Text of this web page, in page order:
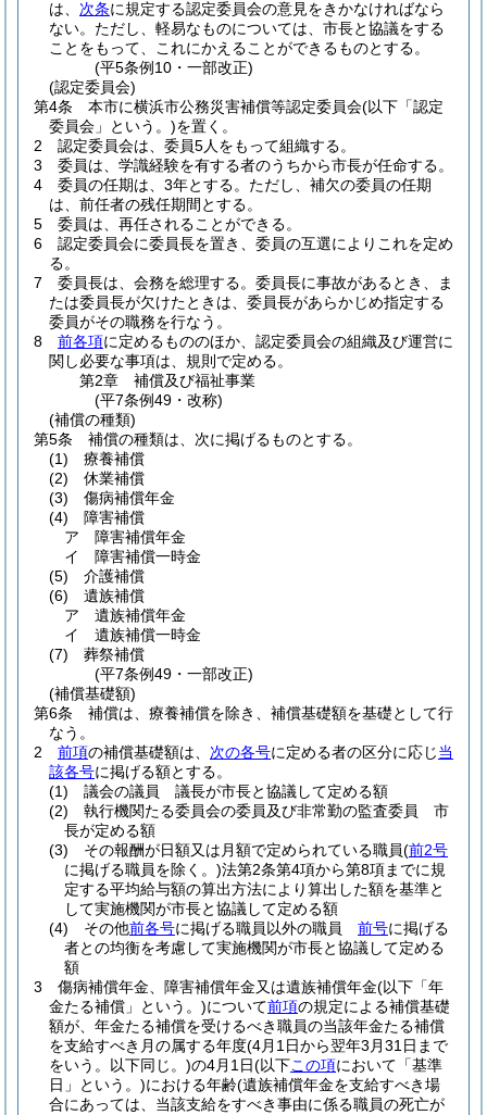
は、 次条に規定する認定委員会の意見をきかなければなら
ない。 ただし、軽易なものについては、市長と協議をする
ことをもって、これにかえることができるものとする。
(平5条例10・一部改正)
(認定委員会)
第4条
本市に横浜市公務災害補償等認定委員会(以下「認定
委員会」という。)を置く。
2
認定委員会は、委員5人をもって組織する。
3
委員は、学識経験を有する者のうちから市長が任命する。
4
委員の任期は、3年とする。 ただし、補欠の委員の任期
は、前任者の残任期間とする。
5
委員は、再任されることができる。
6
認定委員会に委員長を置き、委員の互選によりこれを定め
る。
7
委員長は、会務を総理する。 委員長に事故があるとき、ま
たは委員長が欠けたときは、委員長があらかじめ指定する
委員がその職務を行なう。
8
前各項に定めるもののほか、認定委員会の組織及び運営に
関し必要な事項は、規則で定める。
第2章
補償及び福祉事業
(平7条例49・改称)
(補償の種類)
第5条
補償の種類は、次に掲げるものとする。
(1)
療養補償
(2)
休業補償
(3)
傷病補償年金
(4)
障害補償
ア
障害補償年金
イ
障害補償一時金
(5)
介護補償
(6)
遺族補償
ア
遺族補償年金
イ
遺族補償一時金
(7)
葬祭補償
(平7条例49・一部改正)
(補償基礎額)
第6条
補償は、療養補償を除き、補償基礎額を基礎として行
なう。
2
前項の補償基礎額は、 次の各号に定める者の区分に応じ当
該各号に掲げる額とする。
(1)
議会の議員 議長が市長と協議して定める額
(2)
執行機関たる委員会の委員及び非常勤の監査委員 市
長が定める額
(3)
その報酬が日額又は月額で定められている職員(前2号
に掲げる職員を除く。)法第2条第4項から第8項までに規
定する平均給与額の算出方法により算出した額を基準と
して実施機関が市長と協議して定める額
(4)
その他前各号に掲げる職員以外の職員 前号に掲げる
者との均衡を考慮して実施機関が市長と協議して定める
額
3
傷病補償年金、障害補償年金又は遺族補償年金(以下「年
金たる補償」という。)について前項の規定による補償基礎
額が、年金たる補償を受けるべき職員の当該年金たる補償
を支給すべき月の属する年度(4月1日から翌年3月31日まで
をいう。以下同じ。)の4月1日(以下この項において「基準
日」という。)における年齢(遺族補償年金を支給すべき場
合にあっては、当該支給をすべき事由に係る職員の死亡が